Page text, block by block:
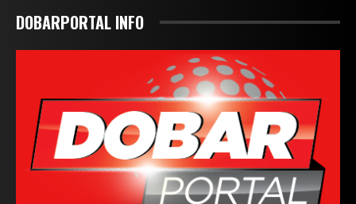
DOBARPORTAL INFO